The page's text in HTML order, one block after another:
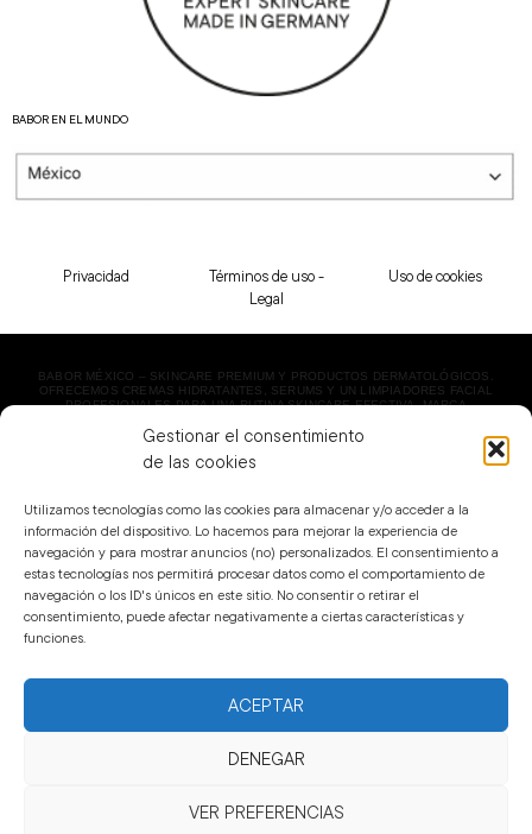
Gestionar el consentimiento
de las cookies
Utilizamos tecnologías como las cookies para almacenar y/o acceder a la
información del dispositivo. Lo hacemos para mejorar la experiencia de
navegación y para mostrar anuncios (no) personalizados. El consentimiento a
estas tecnologías nos permitirá procesar datos como el comportamiento de
navegación o los ID's únicos en este sitio. No consentir o retirar el
consentimiento, puede afectar negativamente a ciertas características y
funciones.
ACEPTAR
DENEGAR
VER PREFERENCIAS
BABOR EN EL MUNDO
Privacidad
Términos de uso -
Legal
Uso de cookies
BABOR MÉXICO – SKINCARE PREMIUM Y PRODUCTOS DERMATOLÓGICOS.
OFRECEMOS CREMAS HIDRATANTES, SERUMS Y UN LIMPIADORES FACIAL
PROFESIONALES PARA UNA RUTINA SKINCARE EFECTIVA. MARCA
COPYRIGHT 2023 BABOR MÉXICO | TODOS LOS DERECHOS RESERVADOS.